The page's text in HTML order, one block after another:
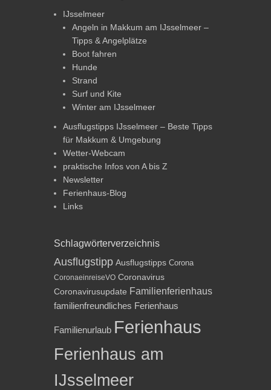
IJsselmeer
Angeln in Makkum am IJsselmeer –
Tipps & Angelplätze
Boot fahren
Hunde
Strand
Surf und Kite
Winter am IJsselmeer
Ausflugstipps IJsselmeer – Beste Tipps
für Makkum & Umgebung
Wetter-Webcam
praktische Infos von A bis Z
Newsletter
Ferienhaus-Blog
Links
Schlagwörterverzeichnis
Ausflugstipp Ausflugstipps Corona
CoronaeinreiseVO Coronavirus
Coronavirusupdate Familienferienhaus
familienfreundliches Ferienhaus
Familienurlaub Ferienhaus
Ferienhaus am
IJsselmeer